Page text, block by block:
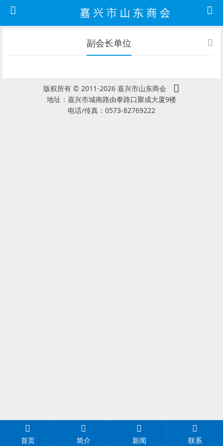
副会长单位
版权所有 © 2011-2026 嘉兴市山东商会
地址：嘉兴市城南路由拳路口聚成大厦9楼
电话/传真：0573-82769222
首页 简介 新闻 联系